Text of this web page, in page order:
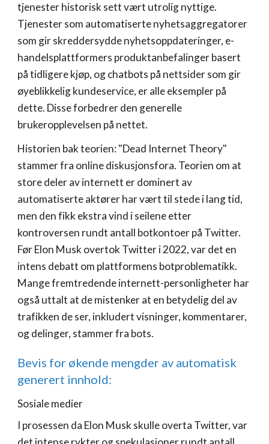
tjenester historisk sett vært utrolig nyttige.
Tjenester som automatiserte nyhetsaggregatorer
som gir skreddersydde nyhetsoppdateringer, e-
handelsplattformers produktanbefalinger basert
på tidligere kjøp, og chatbots på nettsider som gir
øyeblikkelig kundeservice, er alle eksempler på
dette. Disse forbedrer den generelle
brukeropplevelsen på nettet.
Historien bak teorien: "Dead Internet Theory"
stammer fra online diskusjonsfora. Teorien om at
store deler av internett er dominert av
automatiserte aktører har vært til stede i lang tid,
men den fikk ekstra vind i seilene etter
kontroversen rundt antall botkontoer på Twitter.
Før Elon Musk overtok Twitter i 2022, var det en
intens debatt om plattformens botproblematikk.
Mange fremtredende internett-personligheter har
også uttalt at de mistenker at en betydelig del av
trafikken de ser, inkludert visninger, kommentarer,
og delinger, stammer fra bots.
Bevis for økende mengder av automatisk
generert innhold:
Sosiale medier
I prosessen da Elon Musk skulle overta Twitter, var